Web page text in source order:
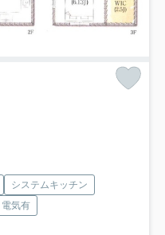
システムキッチン
電気有